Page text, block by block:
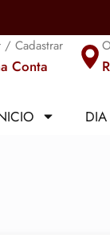
/ Cadastrar
Conta
DIA